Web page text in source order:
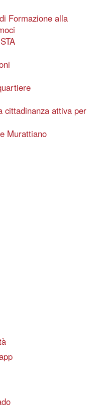
Formazione alla
cittadinanza attiva per
Murattiano